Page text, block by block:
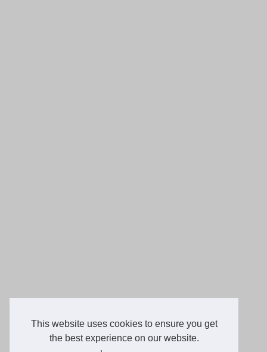
This website uses cookies to ensure you get
the best experience on our website.